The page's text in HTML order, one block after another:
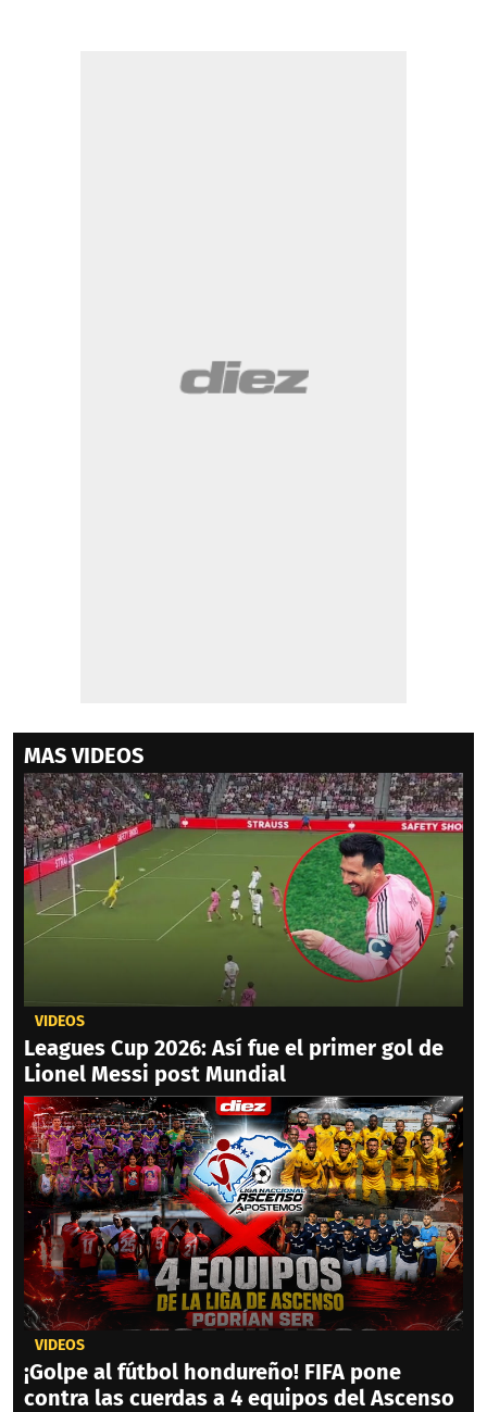
MAS VIDEOS
VIDEOS
Leagues Cup 2026: Así fue el primer gol de
Lionel Messi post Mundial
VIDEOS
¡Golpe al fútbol hondureño! FIFA pone
contra las cuerdas a 4 equipos del Ascenso